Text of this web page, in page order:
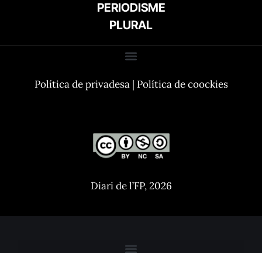
PERIODISME
PLURAL
Política de privadesa| Política de coockies
Diari de l’FP, 2026